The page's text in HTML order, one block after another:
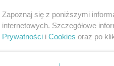
Nadchodzą Dni
brak atrakcji. W
Zapoznaj się z poniższymi
internetowych. Szczegółowe
Prywatności i Cookies oraz po